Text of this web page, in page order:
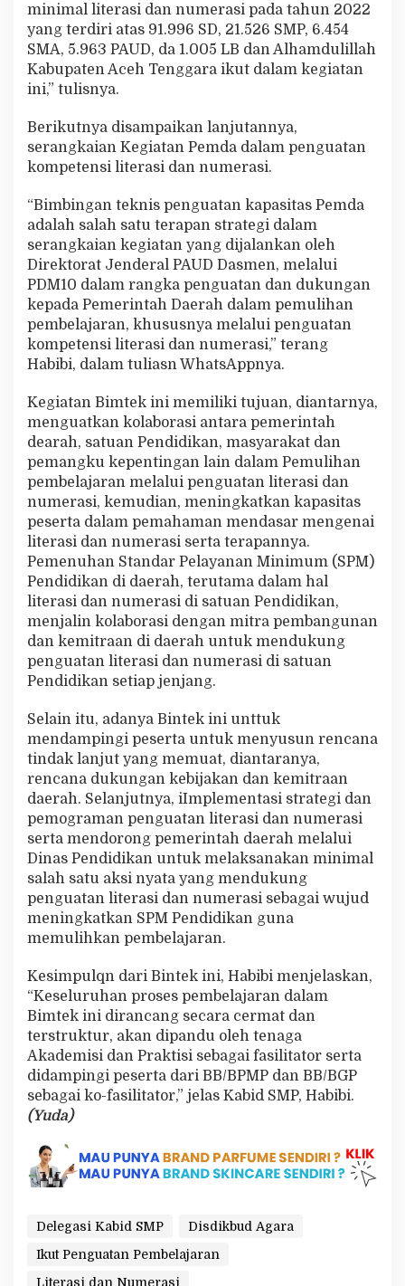
d
a
n
N
r
a
s
minimal literasi dan numerasi pada tahun 2022
yang terdiri atas 91.996 SD, 21.526 SMP, 6.454
SMA, 5.963 PAUD, da 1.005 LB dan Alhamdulillah
Kabupaten Aceh Tenggara ikut dalam kegiatan
ini,” tulisnya.
Berikutnya disampaikan lanjutannya,
serangkaian Kegiatan Pemda dalam penguatan
kompetensi literasi dan numerasi.
“Bimbingan teknis penguatan kapasitas Pemda
adalah salah satu terapan strategi dalam
serangkaian kegiatan yang dijalankan oleh
Direktorat Jenderal PAUD Dasmen, melalui
PDM10 dalam rangka penguatan dan dukungan
kepada Pemerintah Daerah dalam pemulihan
pembelajaran, khususnya melalui penguatan
kompetensi literasi dan numerasi,” terang
Habibi, dalam tuliasn WhatsAppnya.
Kegiatan Bimtek ini memiliki tujuan, diantarnya,
menguatkan kolaborasi antara pemerintah
dearah, satuan Pendidikan, masyarakat dan
pemangku kepentingan lain dalam Pemulihan
pembelajaran melalui penguatan literasi dan
numerasi, kemudian, meningkatkan kapasitas
peserta dalam pemahaman mendasar mengenai
literasi dan numerasi serta terapannya.
Pemenuhan Standar Pelayanan Minimum (SPM)
Pendidikan di daerah, terutama dalam hal
literasi dan numerasi di satuan Pendidikan,
menjalin kolaborasi dengan mitra pembangunan
dan kemitraan di daerah untuk mendukung
penguatan literasi dan numerasi di satuan
Pendidikan setiap jenjang.
Selain itu, adanya Bintek ini unttuk
mendampingi peserta untuk menyusun rencana
tindak lanjut yang memuat, diantaranya,
rencana dukungan kebijakan dan kemitraan
daerah. Selanjutnya, iImplementasi strategi dan
pemograman penguatan literasi dan numerasi
serta mendorong pemerintah daerah melalui
Dinas Pendidikan untuk melaksanakan minimal
salah satu aksi nyata yang mendukung
penguatan literasi dan numerasi sebagai wujud
meningkatkan SPM Pendidikan guna
memulihkan pembelajaran.
Kesimpulqn dari Bintek ini, Habibi menjelaskan,
“Keseluruhan proses pembelajaran dalam
Bimtek ini dirancang secara cermat dan
terstruktur, akan dipandu oleh tenaga
Akademisi dan Praktisi sebagai fasilitator serta
didampingi peserta dari BB/BPMP dan BB/BGP
sebagai ko-fasilitator,” jelas Kabid SMP, Habibi.
(Yuda)
Delegasi Kabid SMP
Disdikbud Agara
Ikut Penguatan Pembelajaran
Literasi dan Numerasi